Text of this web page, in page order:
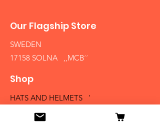
Our Flagship Store
SWEDEN
17158 SOLNA ,,MCB´´
Shop
HATS AND HELMETS '
FIREARMS